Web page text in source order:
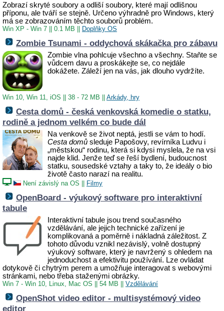
Zobrazí skryté soubory a odliší soubory, které mají odlišnou
příponu, ale tváří se stejně. Určeno výhradně pro Windows, který
má se zobrazováním těchto souborů problém.
Win XP - Win 7 0.1 MB Doplňky OS
Zombie Tsunami - oddychová skákačka pro zábavu
Zombie vlna pohlcuje všechno a všechny. Staňte se
vůdcem davu a proskákejte se, co nejdále
dokážete. Záleží jen na vás, jak dlouho vydržíte.
Win 10, Win 11, iOS 38 - 72 MB Arkády, hry
Cesta domů - česká venkovská komedie o statku,
rodině a jednom velkém co bude dál
Na venkově se život neptá, jestli se vám to hodí.
Cesta domů sleduje Papošovy, revírníka Ludvu i
„městskou“ rodinu, která si kdysi myslela, že na vsi
najde klid. Jenže teď se řeší bydlení, budoucnost
statku, sousedské vztahy a taky to, že ideály o bio
životě často narazí na realitu.
Není závislý na OS Filmy
OpenBoard - výukový software pro interaktivní
tabule
Interaktivní tabule jsou trend současného
vzdělávání, ale jejich technické zařízení je
komplikovaná a poměrně i nákladná záležitost. Z
tohoto důvodu vznikl nezávislý, volně dostupný
výukový software, který je navržený s ohledem na
jednoduchost a efektivitu používání. Lze ovládat
dotykově či chytrým perem a umožňuje interagovat s webovými
stránkami, nebo třeba staženými obrázky.
Win 7 - Win 10, Linux, Mac OS 54 MB Vzdělávání
OpenShot video editor - multisystémový video
editor